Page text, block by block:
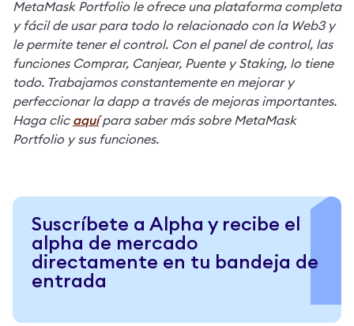
MetaMask Portfolio le ofrece una plataforma completa
y fácil de usar para todo lo relacionado con la Web3 y
le permite tener el control. Con el panel de control, las
funciones Comprar, Canjear, Puente y Staking, lo tiene
todo. Trabajamos constantemente en mejorar y
perfeccionar la dapp a través de mejoras importantes.
Haga clic aquí para saber más sobre MetaMask
Portfolio y sus funciones.
Suscríbete a Alpha y recibe el
alpha de mercado
directamente en tu bandeja de
entrada